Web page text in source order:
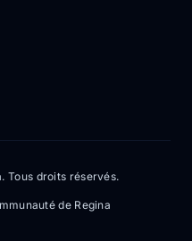
Tous droits réservés.
de Regina